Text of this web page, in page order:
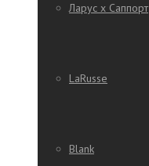
Ларус х Саппорт
LaRusse
Blank